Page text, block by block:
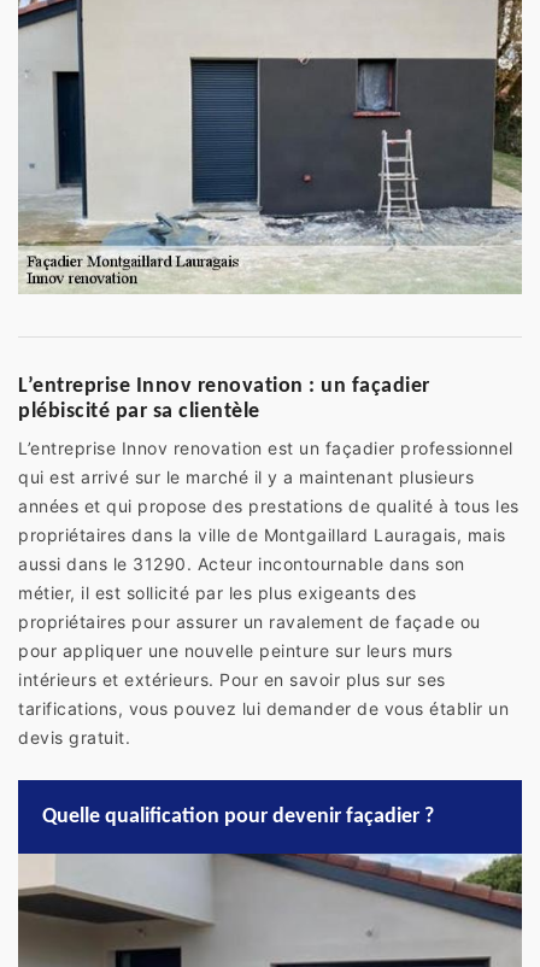
L’entreprise Innov renovation : un façadier
plébiscité par sa clientèle
L’entreprise Innov renovation est un façadier professionnel
qui est arrivé sur le marché il y a maintenant plusieurs
années et qui propose des prestations de qualité à tous les
propriétaires dans la ville de Montgaillard Lauragais, mais
aussi dans le 31290. Acteur incontournable dans son
métier, il est sollicité par les plus exigeants des
propriétaires pour assurer un ravalement de façade ou
pour appliquer une nouvelle peinture sur leurs murs
intérieurs et extérieurs. Pour en savoir plus sur ses
tarifications, vous pouvez lui demander de vous établir un
devis gratuit.
Quelle qualification pour devenir façadier ?